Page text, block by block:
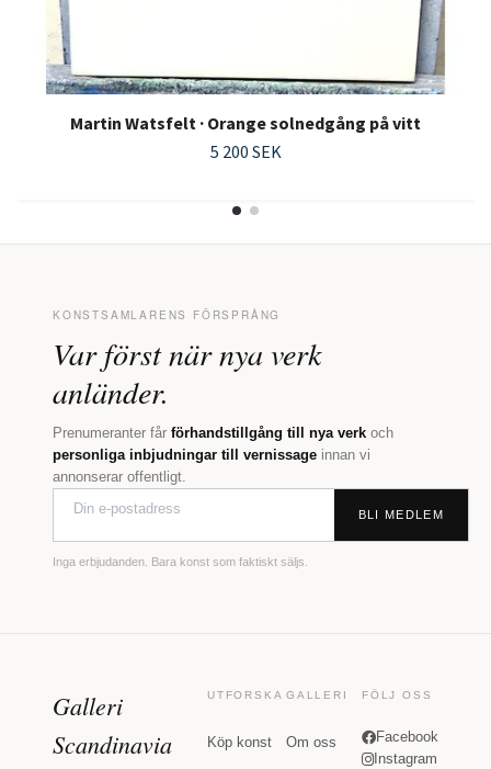
Martin Watsfelt · Orange solnedgång på vitt
5 200 SEK
KONSTSAMLARENS FÖRSPRÅNG
Var först när nya verk
anländer.
Prenumeranter får förhandstillgång till nya verk och
personliga inbjudningar till vernissage innan vi
annonserar offentligt.
BLI MEDLEM
Inga erbjudanden. Bara konst som faktiskt säljs.
Galleri
Scandinavia
UTFORSKA
Köp konst
GALLERI
Om oss
FÖLJ OSS
Facebook
Instagram